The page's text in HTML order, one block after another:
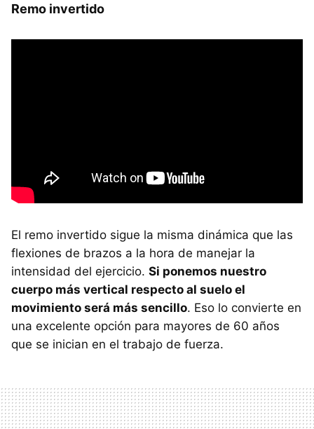
Remo invertido
El remo invertido sigue la misma dinámica que las
flexiones de brazos a la hora de manejar la
intensidad del ejercicio. Si ponemos nuestro
cuerpo más vertical respecto al suelo el
movimiento será más sencillo. Eso lo convierte en
una excelente opción para mayores de 60 años
que se inician en el trabajo de fuerza.